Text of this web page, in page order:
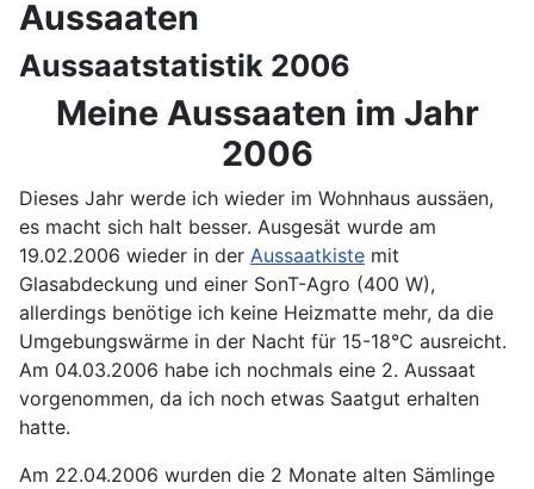
Aussaaten
Aussaatstatistik 2006
Meine Aussaaten im Jahr
2006
Dieses Jahr werde ich wieder im Wohnhaus aussäen,
es macht sich halt besser. Ausgesät wurde am
19.02.2006 wieder in der Aussaatkiste mit
Glasabdeckung und einer SonT-Agro (400 W),
allerdings benötige ich keine Heizmatte mehr, da die
Umgebungswärme in der Nacht für 15-18°C ausreicht.
Am 04.03.2006 habe ich nochmals eine 2. Aussaat
vorgenommen, da ich noch etwas Saatgut erhalten
hatte.
Am 22.04.2006 wurden die 2 Monate alten Sämlinge